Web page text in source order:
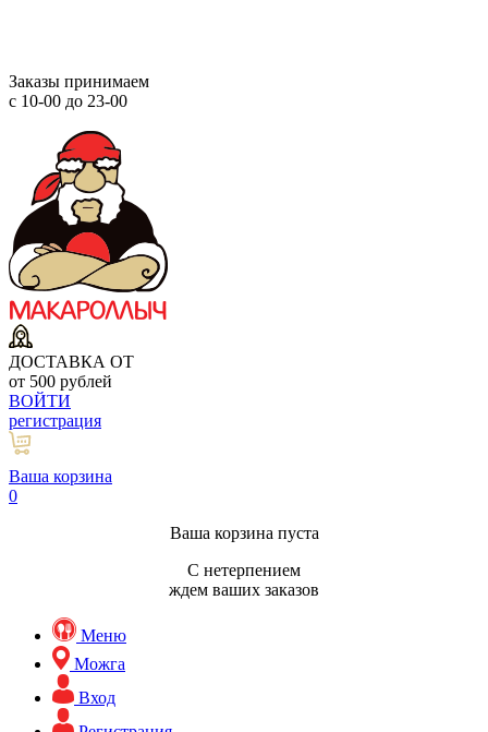
Заказы принимаем
с 10-00 до 23-00
ДОСТАВКА ОТ
от 500 рублей
ВОЙТИ
регистрация
Ваша корзина
0
Ваша корзина пуста
С нетерпением
ждем ваших заказов
Меню
Можга
Вход